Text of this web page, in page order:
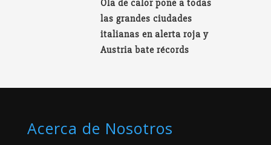
Ola de calor pone a todas
las grandes ciudades
italianas en alerta roja y
Austria bate récords
Acerca de Nosotros